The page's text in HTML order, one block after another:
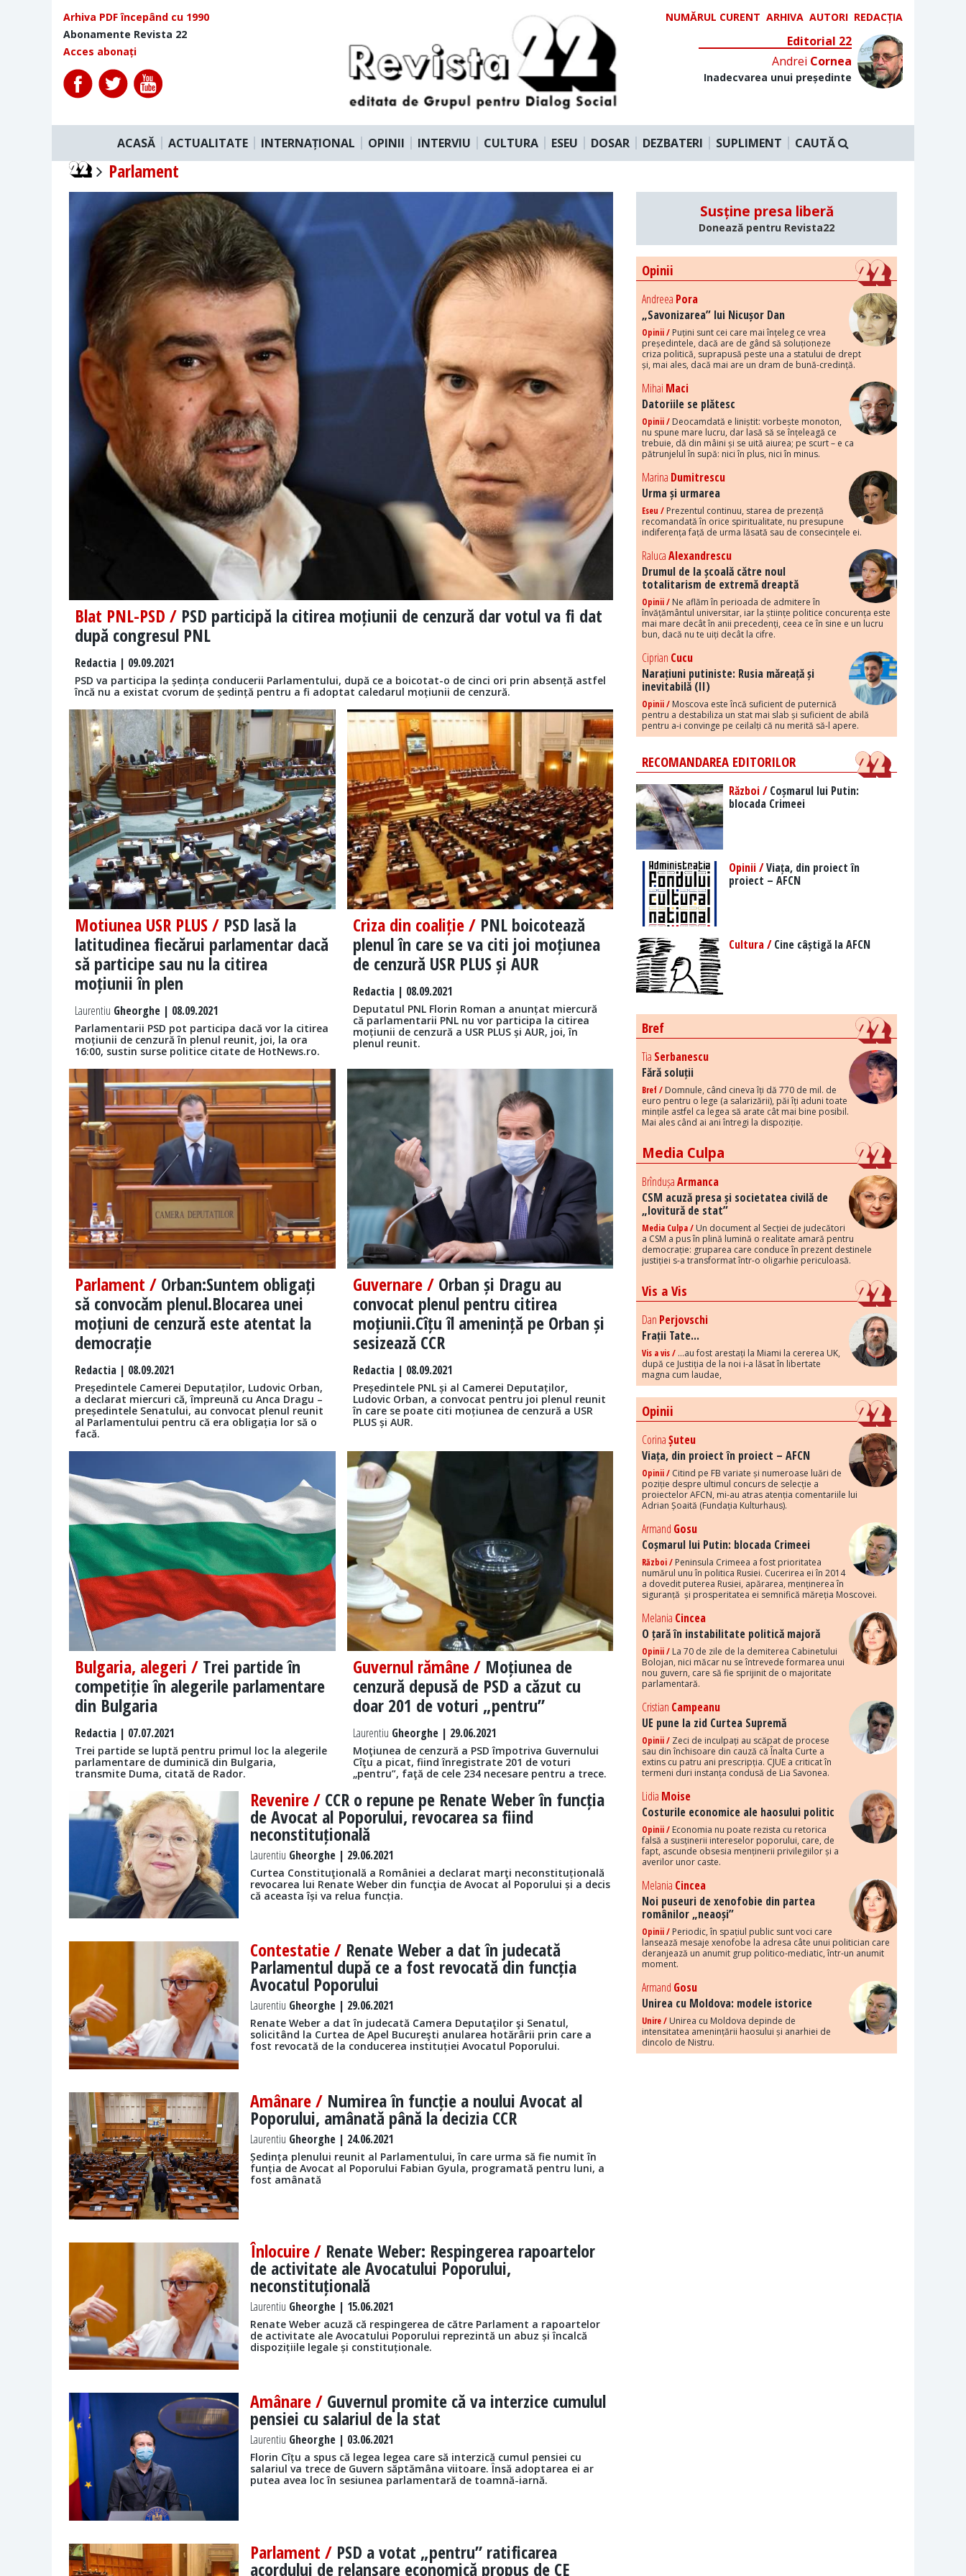
Arhiva PDF începând cu 1990
Abonamente Revista 22
Acces abonați
NUMĂRUL CURENT ARHIVA AUTORI REDACȚIA
Editorial 22
Andrei Cornea
Inadecvarea unui președinte
ACASĂ ACTUALITATE INTERNAȚIONAL OPINII INTERVIU CULTURA ESEU DOSAR DEZBATERI SUPLIMENT CAUTĂ
Parlament
Blat PNL-PSD / PSD participă la citirea moțiunii de cenzură dar votul va fi dat
după congresul PNL
Redactia | 09.09.2021
PSD va participa la ședința conducerii Parlamentului, după ce a boicotat-o de cinci ori prin absență astfel
încă nu a existat cvorum de ședință pentru a fi adoptat caledarul moțiunii de cenzură.
Motiunea USR PLUS / PSD lasă la
latitudinea fiecărui parlamentar dacă
să participe sau nu la citirea
moțiunii în plen
Laurentiu Gheorghe | 08.09.2021
Parlamentarii PSD pot participa dacă vor la citirea
moțiunii de cenzură în plenul reunit, joi, la ora
16:00, sustin surse politice citate de HotNews.ro.
Criza din coaliție / PNL boicotează
plenul în care se va citi joi moțiunea
de cenzură USR PLUS și AUR
Redactia| 08.09.2021
Deputatul PNL Florin Roman a anunțat miercură
că parlamentarii PNL nu vor participa la citirea
moțiunii de cenzură a USR PLUS și AUR, joi, în
plenul reunit.
Parlament / Orban:Suntem obligați
să convocăm plenul.Blocarea unei
moțiuni de cenzură este atentat la
democrație
Redactia | 08.09.2021
Președintele Camerei Deputaților, Ludovic Orban,
a declarat miercuri că, împreună cu Anca Dragu –
președintele Senatului, au convocat plenul reunit
al Parlamentului pentru că era obligația lor să o
facă.
Guvernare / Orban și Dragu au
convocat plenul pentru citirea
moțiunii.Cîțu îl amenință pe Orban și
sesizează CCR
Redactia| 08.09.2021
Președintele PNL și al Camerei Deputaților,
Ludovic Orban, a convocat pentru joi plenul reunit
în care se poate citi moțiunea de cenzură a USR
PLUS și AUR.
Bulgaria, alegeri / Trei partide în
competiție în alegerile parlamentare
din Bulgaria
Redactia | 07.07.2021
Trei partide se luptă pentru primul loc la alegerile
parlamentare de duminică din Bulgaria,
transmite Duma, citată de Rador.
Guvernul rămâne / Moțiunea de
cenzură depusă de PSD a căzut cu
doar 201 de voturi „pentru”
Laurentiu Gheorghe | 29.06.2021
Moţiunea de cenzură a PSD împotriva Guvernului
Cîţu a picat, fiind înregistrate 201 de voturi
„pentru”, faţă de cele 234 necesare pentru a trece.
Revenire / CCR o repune pe Renate Weber în funcția
de Avocat al Poporului, revocarea sa fiind
neconstituțională
Laurentiu Gheorghe | 29.06.2021
Curtea Constituţională a României a declarat marţi neconstituțională
revocarea lui Renate Weber din funcţia de Avocat al Poporului și a decis
că aceasta își va relua funcția.
Contestatie / Renate Weber a dat în judecată
Parlamentul după ce a fost revocată din funcția
Avocatul Poporului
Laurentiu Gheorghe | 29.06.2021
Renate Weber a dat în judecată Camera Deputaţilor şi Senatul,
solicitând la Curtea de Apel Bucureşti anularea hotărârii prin care a
fost revocată de la conducerea instituției Avocatul Poporului.
Amânare / Numirea în funcție a noului Avocat al
Poporului, amânată până la decizia CCR
Laurentiu Gheorghe | 24.06.2021
Ședința plenului reunit al Parlamentului, în care urma să fie numit în
funția de Avocat al Poporului Fabian Gyula, programată pentru luni, a
fost amânată
Înlocuire / Renate Weber: Respingerea rapoartelor
de activitate ale Avocatului Poporului,
neconstituțională
Laurentiu Gheorghe | 15.06.2021
Renate Weber acuză că respingerea de către Parlament a rapoartelor
de activitate ale Avocatului Poporului reprezintă un abuz și încalcă
dispozițiile legale și constituționale.
Amânare / Guvernul promite că va interzice cumulul
pensiei cu salariul de la stat
Laurentiu Gheorghe | 03.06.2021
Florin Cîțu a spus că legea legea care să interzică cumul pensiei cu
salariul va trece de Guvern săptămâna viitoare. Însă adoptarea ei ar
putea avea loc în sesiunea parlamentară de toamnă-iarnă.
Parlament / PSD a votat „pentru” ratificarea
acordului de relansare economică propus de CE
Susține presa liberă
Donează pentru Revista22
Opinii
Andreea Pora
„Savonizarea” lui Nicușor Dan
Opinii / Puțini sunt cei care mai înțeleg ce vrea
președintele, dacă are de gând să soluționeze
criza politică, suprapusă peste una a statului de drept
și, mai ales, dacă mai are un dram de bună-credință.
Mihai Maci
Datoriile se plătesc
Opinii / Deocamdată e liniștit: vorbește monoton,
nu spune mare lucru, dar lasă să se înțeleagă ce
trebuie, dă din mâini și se uită aiurea; pe scurt – e ca
pătrunjelul în supă: nici în plus, nici în minus.
Marina Dumitrescu
Urma și urmarea
Eseu / Prezentul continuu, starea de prezență
recomandată în orice spiritualitate, nu presupune
indiferența față de urma lăsată sau de consecințele ei.
RalucaAlexandrescu
Drumul de la școală către noul
totalitarism de extremă dreaptă
Opinii / Ne aflăm în perioada de admitere în
învățământul universitar, iar la științe politice concurența este
mai mare decât în anii precedenți, ceea ce în sine e un lucru
bun, dacă nu te uiți decât la cifre.
Ciprian Cucu
Narațiuni putiniste: Rusia măreață și
inevitabilă (II)
Opinii / Moscova este încă suficient de puternică
pentru a destabiliza un stat mai slab și suficient de abilă
pentru a-i convinge pe ceilalți că nu merită să-l apere.
RECOMANDAREA EDITORILOR
Război /Coșmarul lui Putin:
blocada Crimeei
Opinii /Viața, din proiect în
proiect – AFCN
Cultura /Cine câștigă la AFCN
Bref
Tia Serbanescu
Fără soluții
Bref / Domnule, când cineva îți dă 770 de mil. de
euro pentru o lege (a salarizării), păi îți aduni toate
mințile astfel ca legea să arate cât mai bine posibil.
Mai ales când ai ani întregi la dispoziție.
Media Culpa
BrîndușaArmanca
CSM acuză presa și societatea civilă de
„lovitură de stat”
Media Culpa / Un document al Secției de judecători
a CSM a pus în plină lumină o realitate amară pentru
democrație: gruparea care conduce în prezent destinele
justiției s-a transformat într-o oligarhie periculoasă.
Vis a Vis
Dan Perjovschi
Frații Tate...
Vis a vis / ...au fost arestați la Miami la cererea UK,
după ce Justiția de la noi i-a lăsat în libertate
magna cum laudae,
Opinii
CorinaȘuteu
Viața, din proiect în proiect – AFCN
Opinii / Citind pe FB variate și numeroase luări de
poziție despre ultimul concurs de selecție a
proiectelor AFCN, mi-au atras atenția comentariile lui
Adrian Șoaită (Fundația Kulturhaus).
Armand Gosu
Coșmarul lui Putin: blocada Crimeei
Război / Peninsula Crimeea a fost prioritatea
numărul unu în politica Rusiei. Cucerirea ei în 2014
a dovedit puterea Rusiei, apărarea, menținerea în
siguranță și prosperitatea ei semnifică măreția Moscovei.
Melania Cincea
O țară în instabilitate politică majoră
Opinii / La 70 de zile de la demiterea Cabinetului
Bolojan, nici măcar nu se întrevede formarea unui
nou guvern, care să fie sprijinit de o majoritate
parlamentară.
Cristian Campeanu
UE pune la zid Curtea Supremă
Opinii / Zeci de inculpați au scăpat de procese
sau din închisoare din cauză că Înalta Curte a
extins cu patru ani prescripția. CJUE a criticat în
termeni duri instanța condusă de Lia Savonea.
Lidia Moise
Costurile economice ale haosului politic
Opinii / Economia nu poate rezista cu retorica
falsă a susținerii intereselor poporului, care, de
fapt, ascunde obsesia menținerii privilegiilor și a
averilor unor caste.
Melania Cincea
Noi puseuri de xenofobie din partea
românilor „neaoși”
Opinii / Periodic, în spațiul public sunt voci care
lansează mesaje xenofobe la adresa câte unui politician care
deranjează un anumit grup politico-mediatic, într-un anumit
moment.
Armand Gosu
Unirea cu Moldova: modele istorice
Unire / Unirea cu Moldova depinde de
intensitatea amenințării haosului și anarhiei de
dincolo de Nistru.